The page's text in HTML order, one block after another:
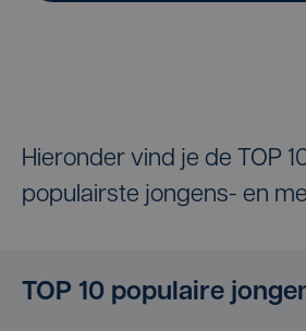
Hieronder vind je de TOP
populairste jongens- en
TOP 10 populaire